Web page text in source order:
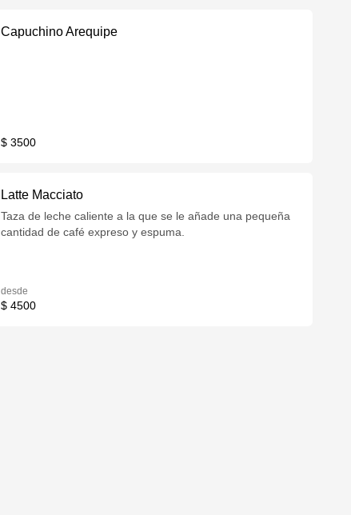
Capuchino Arequipe
$ 3500
Latte Macciato
Taza de leche caliente a la que se le añade una pequeña
cantidad de café expreso y espuma.
desde
$ 4500